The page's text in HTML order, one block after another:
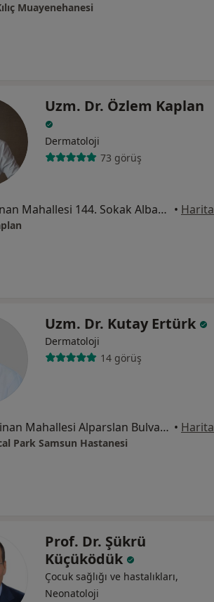
Muayenehanesi
Uzm. Dr. Özlem Kaplan
Dermatoloji
73 görüş
Mimarsinan Mahallesi 144. Sokak Albayrak Apartmanı A Blok No: 33 Kat 7 Daire 38, Türkiş, Samsun • Harita
Uzm. Dr. Kutay Ertürk
Dermatoloji
14 görüş
Mimar Sinan Mahallesi Alparslan Bulvarı No:17, Atakum • Harita
Park Samsun Hastanesi
Prof. Dr. Şükrü
Küçüködük
Çocuk sağlığı ve hastalıkları,
Neonatoloji